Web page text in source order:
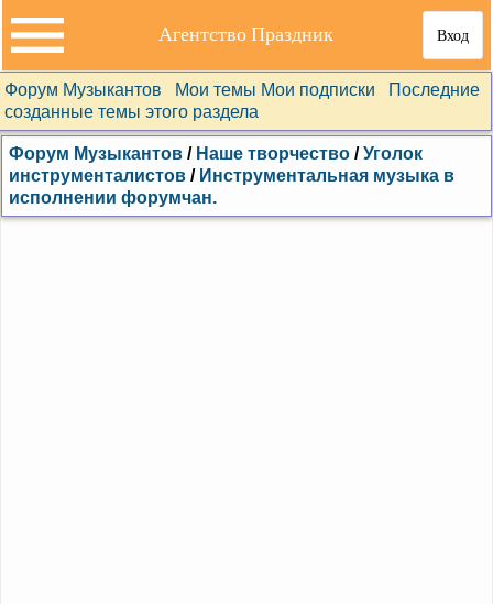
Вход
Агентство Праздник
Форум Музыкантов Мои темы Мои подписки
Последние
созданные темы этого раздела
Форум Музыкантов / Наше творчество /Уголок
инструменталистов / Инструментальная музыка в
исполнении форумчан.